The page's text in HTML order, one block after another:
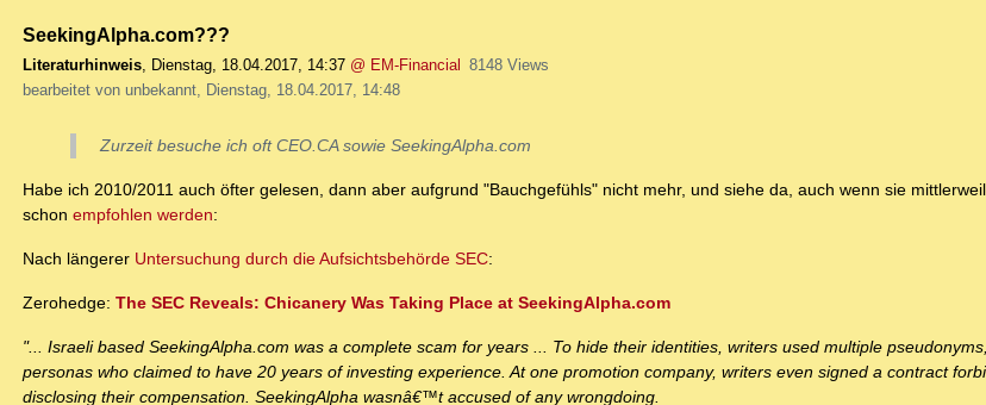
SeekingAlpha.com???
Literaturhinweis, Dienstag, 18.04.2017, 14:37 @ EM-Financial 8148 Views
bearbeitet von unbekannt, Dienstag, 18.04.2017, 14:48
Zurzeit besuche ich oft CEO.CA sowie SeekingAlpha.com
Habe ich 2010/2011 auch öfter gelesen, dann aber aufgrund "Bauchgefühls" nicht mehr, und siehe da, auch wenn sie
schon empfohlen werden:
Nach längerer Untersuchung durch die Aufsichtsbehörde SEC:
Zerohedge: The SEC Reveals: Chicanery Was Taking Place at SeekingAlpha.com
"... Israeli based SeekingAlpha.com was a complete scam for years ... To hide their identities, writers used multiple
personas who claimed to have 20 years of investing experience. At one promotion company, writers even signed a contract
disclosing their compensation. SeekingAlpha wasnâ€™t accused of any wrongdoing.